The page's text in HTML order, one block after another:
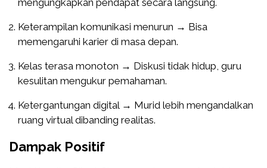
Keterampilan komunikasi menurun → Bisa
memengaruhi karier di masa depan.
Kelas terasa monoton → Diskusi tidak hidup, guru
kesulitan mengukur pemahaman.
Ketergantungan digital → Murid lebih mengandalkan
ruang virtual dibanding realitas.
Dampak Positif